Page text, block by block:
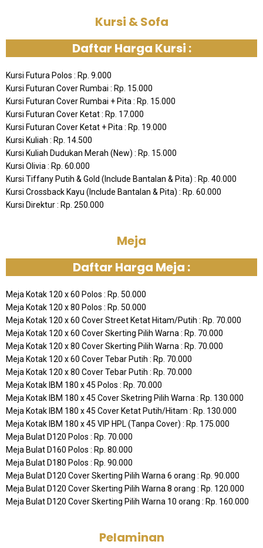
Kursi & Sofa
Daftar Harga Kursi :
Kursi Futura Polos : Rp. 9.000
Kursi Futuran Cover Rumbai : Rp. 15.000
Kursi Futuran Cover Rumbai + Pita : Rp. 15.000
Kursi Futuran Cover Ketat : Rp. 17.000
Kursi Futuran Cover Ketat + Pita : Rp. 19.000
Kursi Kuliah : Rp. 14.500
Kursi Kuliah Dudukan Merah (New) : Rp. 15.000
Kursi Olivia : Rp. 60.000
Kursi Tiffany Putih & Gold (Include Bantalan & Pita) : Rp. 40.000
Kursi Crossback Kayu (Include Bantalan & Pita) : Rp. 60.000
Kursi Direktur : Rp. 250.000
Meja
Daftar Harga Meja :
Meja Kotak 120 x 60 Polos : Rp. 50.000
Meja Kotak 120 x 80 Polos : Rp. 50.000
Meja Kotak 120 x 60 Cover Street Ketat Hitam/Putih : Rp. 70.000
Meja Kotak 120 x 60 Cover Skerting Pilih Warna : Rp. 70.000
Meja Kotak 120 x 80 Cover Skerting Pilih Warna : Rp. 70.000
Meja Kotak 120 x 60 Cover Tebar Putih : Rp. 70.000
Meja Kotak 120 x 80 Cover Tebar Putih : Rp. 70.000
Meja Kotak IBM 180 x 45 Polos : Rp. 70.000
Meja Kotak IBM 180 x 45 Cover Sketring Pilih Warna : Rp. 130.000
Meja Kotak IBM 180 x 45 Cover Ketat Putih/Hitam : Rp. 130.000
Meja Kotak IBM 180 x 45 VIP HPL (Tanpa Cover) : Rp. 175.000
Meja Bulat D120 Polos : Rp. 70.000
Meja Bulat D160 Polos : Rp. 80.000
Meja Bulat D180 Polos : Rp. 90.000
Meja Bulat D120 Cover Skerting Pilih Warna 6 orang : Rp. 90.000
Meja Bulat D120 Cover Skerting Pilih Warna 8 orang : Rp. 120.000
Meja Bulat D120 Cover Skerting Pilih Warna 10 orang : Rp. 160.000
Pelaminan